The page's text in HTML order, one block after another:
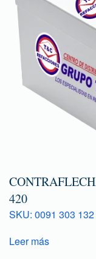
420
SKU: 0091 303 132
Leer más